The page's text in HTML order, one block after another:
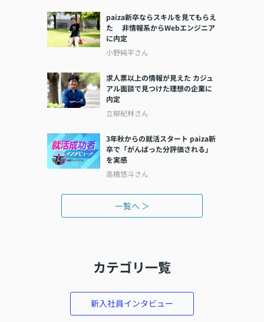
paiza新卒ならスキルを見てもらえ
た 非情報系からWebエンジニア
に内定
小野純平さん
求人票以上の情報が見えた カジュ
アル面談で見つけた理想の企業に
内定
立柳紀林さん
3年秋からの就活スタート paiza新
卒で「がんばった分評価される」
を実感
高橋悠斗さん
一覧へ ＞
カテゴリ一覧
新入社員インタビュー